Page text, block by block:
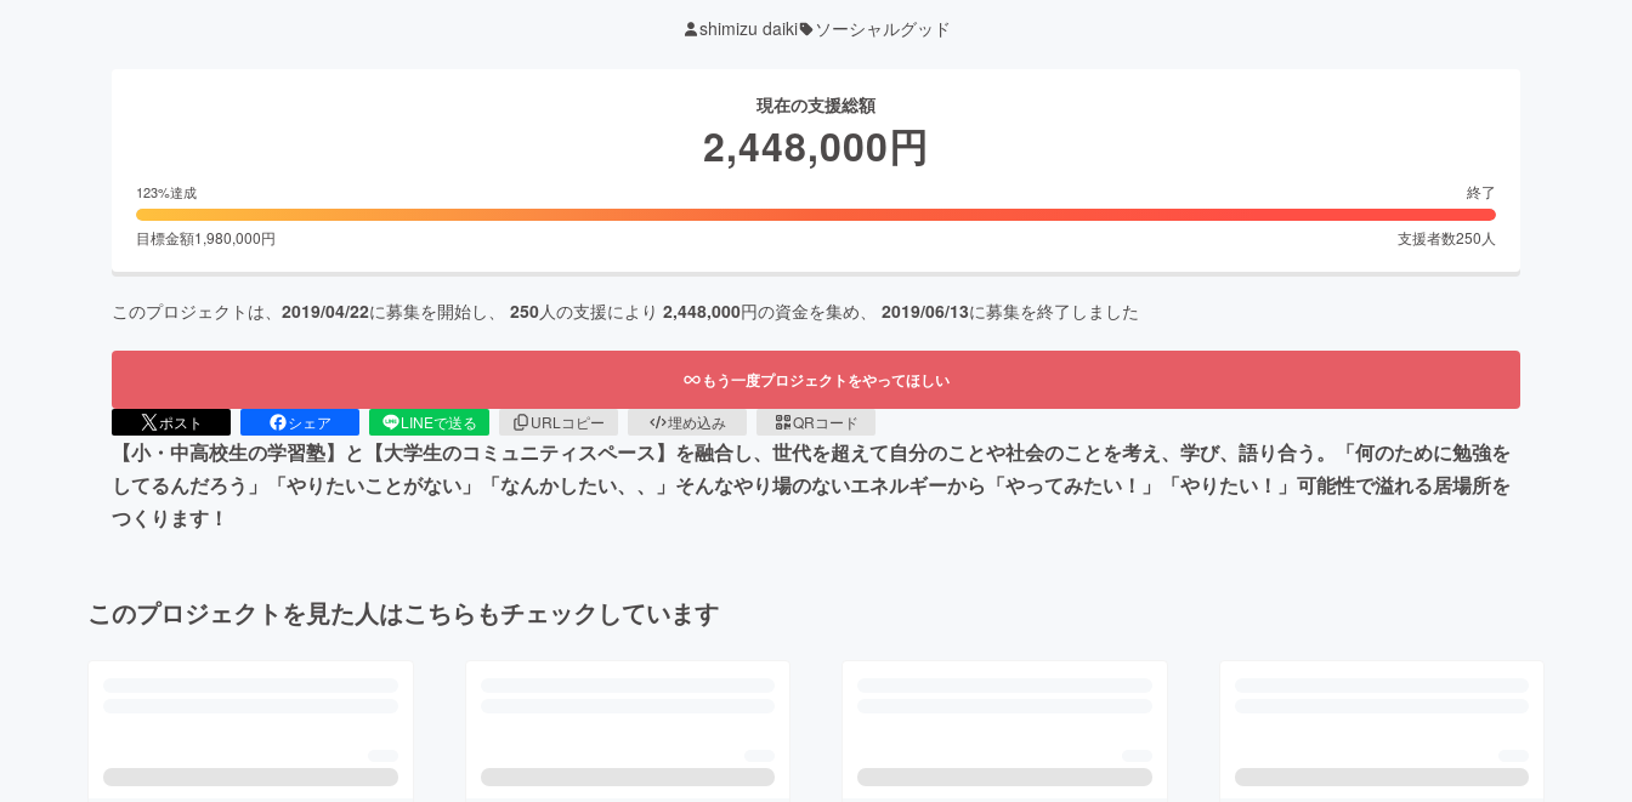
shimizu daiki ソーシャルグッド
現在の支援総額
2,448,000円
123%達成 終了
目標金額1,980,000円 支援者数250 人
このプロジェクトは、 2019/04/22に募集を開始し、 250人の支援により 2,448,000円の資金を集め、 2019/06/13に募集を終了しました
もう一度プロジェクトをやってほしい
ポスト シェア LINEで送る URLコピー 埋め込み QRコード
【小・中高校生の学習塾】と【大学生のコミュニティスペース】を融合し、世代を超えて自分のことや社会のことを考え、学び、語り合う。「何のために勉強を
してるんだろう」「やりたいことがない」「なんかしたい、、」そんなやり場のないエネルギーから「やってみたい！」「やりたい！」可能性で溢れる居場所を
つくります！
このプロジェクトを見た人はこちらもチェックしています